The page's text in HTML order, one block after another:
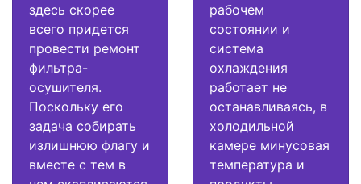
здесь скорее
всего придется
провести ремонт
фильтра-
осушителя.
Поскольку его
задача собирать
излишнюю флагу и
вместе с тем в
рабочем
состоянии и
система
охлаждения
работает не
останавливаясь, в
холодильной
камере минусовая
температура и